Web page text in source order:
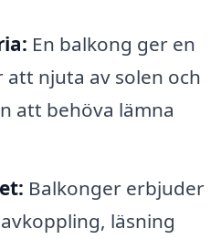
En balkong ger en
njuta av solen och
att behöva lämna
Balkonger erbjuder
läsning